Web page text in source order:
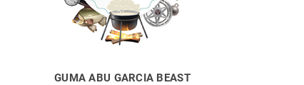
GUMA ABU GARCIA BEAST